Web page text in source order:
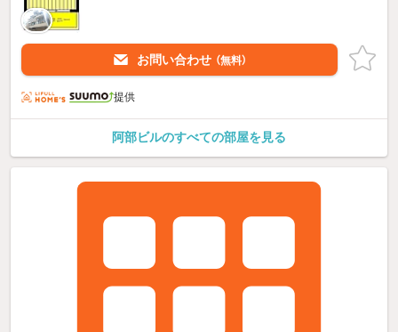
お問い合わせ （無料）
提供
阿部ビルのすべての部屋を見る